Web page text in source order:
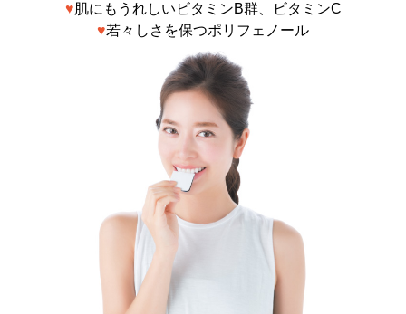
♥肌にもうれしいビタミンB群、ビタミンC
♥若々しさを保つポリフェノール